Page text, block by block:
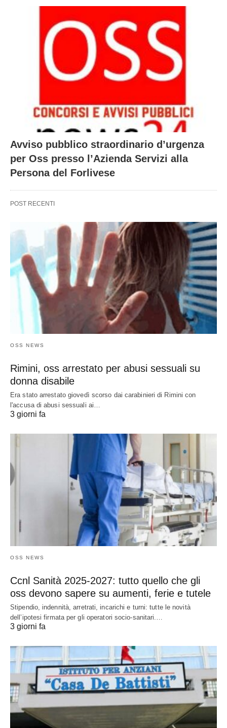
Avviso pubblico straordinario d’urgenza
per Oss presso l’Azienda Servizi alla
Persona del Forlivese
POST RECENTI
OSS NEWS
Rimini, oss arrestato per abusi sessuali su
donna disabile
Era stato arrestato giovedì scorso dai carabinieri di Rimini con
l'accusa di abusi sessuali ai…
3 giorni fa
OSS NEWS
Ccnl Sanità 2025-2027: tutto quello che gli
oss devono sapere su aumenti, ferie e tutele
Stipendio, indennità, arretrati, incarichi e turni: tutte le novità
dell’ipotesi firmata per gli operatori socio-sanitari.…
3 giorni fa